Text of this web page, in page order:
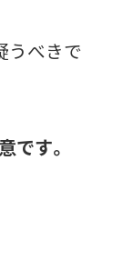
うべきで
です。